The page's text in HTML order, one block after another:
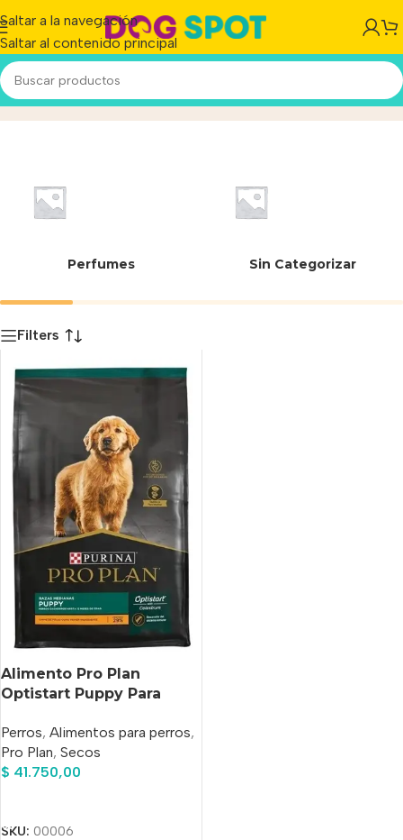
Saltar a la navegación
Saltar al contenido principal
7613034479181Inicio/Producto
Perfumes Sin Categorizar
Filters
Alimento Pro Plan
Optistart Puppy Para
Mediana Sabor Pollo En
Bolsa De 3 kg
Perros, Alimentos para perros,
Pro Plan, Secos
$ 41.750,00
SKU: 00006